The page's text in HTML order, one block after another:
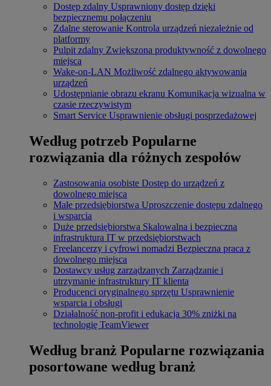
Dostęp zdalny Usprawniony dostęp dzięki
bezpiecznemu połączeniu
Zdalne sterowanie Kontrola urządzeń niezależnie od
platformy
Pulpit zdalny Zwiększona produktywność z dowolnego
miejsca
Wake-on-LAN Możliwość zdalnego aktywowania
urządzeń
Udostępnianie obrazu ekranu Komunikacja wizualna w
czasie rzeczywistym
Smart Service Usprawnienie obsługi posprzedażowej
Według potrzeb Popularne
rozwiązania dla różnych zespołów
Zastosowania osobiste Dostęp do urządzeń z
dowolnego miejsca
Małe przedsiębiorstwa Uproszczenie dostępu zdalnego
i wsparcia
Duże przedsiębiorstwa Skalowalna i bezpieczna
infrastruktura IT w przedsiębiorstwach
Freelancerzy i cyfrowi nomadzi Bezpieczna praca z
dowolnego miejsca
Dostawcy usług zarządzanych Zarządzanie i
utrzymanie infrastruktury IT klienta
Producenci oryginalnego sprzętu Usprawnienie
wsparcia i obsługi
Działalność non-profit i edukacja 30% zniżki na
technologię TeamViewer
Według branż Popularne rozwiązania
posortowane według branż